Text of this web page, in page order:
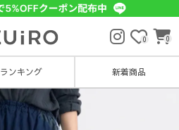
0 0
ランキング 新着商品